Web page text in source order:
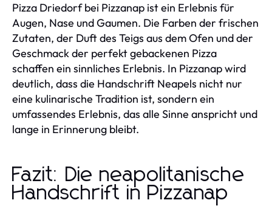
Pizza Driedorf bei Pizzanap ist ein Erlebnis für
Augen, Nase und Gaumen. Die Farben der frischen
Zutaten, der Duft des Teigs aus dem Ofen und der
Geschmack der perfekt gebackenen Pizza
schaffen ein sinnliches Erlebnis. In Pizzanap wird
deutlich, dass die Handschrift Neapels nicht nur
eine kulinarische Tradition ist, sondern ein
umfassendes Erlebnis, das alle Sinne anspricht und
lange in Erinnerung bleibt.
Fazit: Die neapolitanische
Handschrift in Pizzanap